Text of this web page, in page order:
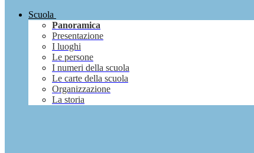
Scuola
Panoramica
Presentazione
I luoghi
Le persone
I numeri della scuola
Le carte della scuola
Organizzazione
La storia